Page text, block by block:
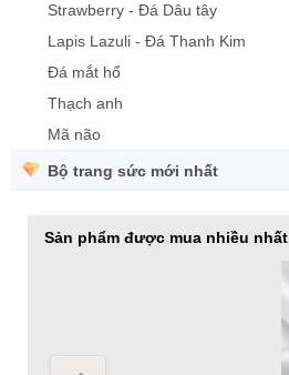
Strawberry - Đá Dâu tây
Lapis Lazuli - Đá Thanh Kim
Đá mắt hổ
Thạch anh
Mã não
Bộ trang sức mới nhất
Sản phẩm được mua nhiều nhất